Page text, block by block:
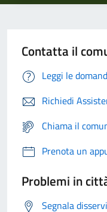
Contatta il
Leggi le
Richiedi
Chiama il
Prenota un
Problemi in
Segnala